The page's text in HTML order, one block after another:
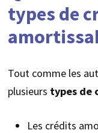
types de
Tout comme les
plusieurs types de
Les crédits